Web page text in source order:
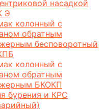
насадкой
Э
колонный с
обратным
бесповоротный
колонный с
обратным
БКОКП
бурения и КРС